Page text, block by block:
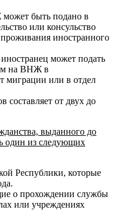
быть подано в
или консульство
иностранного
может подать
на ВНЖ в
миграции или в отдел
составляет от двух до
выданного до
один из следующих
Республики, которые
о прохождении службы
или учреждениях